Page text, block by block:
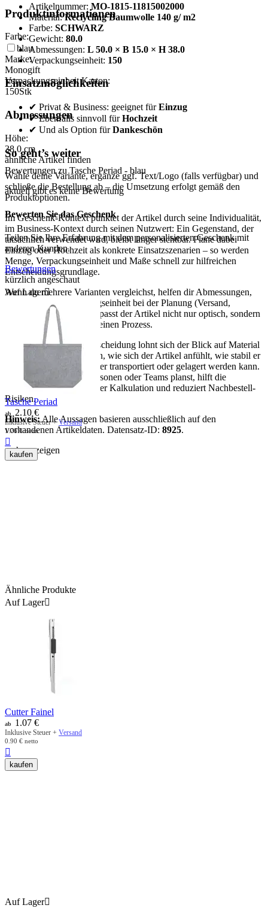
Artikelnummer: MO-1815-11815002000
Material:Reclycling Baumwolle 140 g/ m2
Farbe: SCHWARZ
Gewicht: 80.0
Abmessungen: L 50.0 × B 15.0 × H 38.0
Verpackungseinheit: 150
Einsatzmöglichkeiten
✔ Privat & Business: geeignet fürEinzug
✔ Ebenfalls sinnvoll fürHochzeit
✔ Und als Option fürDankeschön
So geht’s weiter
Wähle deine Variante, ergänze ggf. Text/Logo (falls verfügbar) und
schließe die Bestellung ab – die Umsetzung erfolgt gemäß den
Produktoptionen.
Im Geschenk-Kontext punktet der Artikel durch seine Individualität,
im Business-Kontext durch seinen Nutzwert: Ein Gegenstand, der
tatsächlich verwendet wird, bleibt länger sichtbar. Plane dabei
Einzug oder Hochzeit als konkrete Einsatzszenarien – so werden
Menge, Verpackungseinheit und Maße schnell zur hilfreichen
Entscheidungsgrundlage.
Wenn du mehrere Varianten vergleichst, helfen dir Abmessungen,
Gewicht und Verpackungseinheit bei der Planung (Versand,
Lagerung, Ausgabe). So passt der Artikel nicht nur optisch, sondern
auch organisatorisch in deinen Prozess.
Für eine sichere Kaufentscheidung lohnt sich der Blick auf Material
und Maße: Sie bestimmen, wie sich der Artikel anfühlt, wie stabil er
im Gebrauch ist und wie er transportiert oder gelagert werden kann.
Wenn du für mehrere Personen oder Teams planst, hilft die
Verpackungseinheit bei der Kalkulation und reduziert Nachbestell-
Risiken.
Hinweis:Alle Aussagen basieren ausschließlich auf den
vorhandenen Artikeldaten. Datensatz-ID: 8925.
mehr anzeigen
Produktinformationen
Farbe:
blau
Marke:
Monogift
Verpackungseinheit Karton:
150Stk
Abmessungen
Höhe:
38,0 cm
ähnliche Artikel finden
Bewertungen zu Tasche Periad - blau
aktuell gibt es keine Bewertung
Bewerten Sie das Geschenk
Teilen Sie Ihre Erfahrung mit dem personalisierten Geschenk mit
anderen Kunden.
Bewertungen
kürzlich angeschaut
Auf Lager
Tasche Periad
ab 2.10 €
Inklusive Steuer +Versand
1.76 € netto

kaufen
Ähnliche Produkte
Auf Lager
Cutter Fainel
ab 1.07 €
Inklusive Steuer + Versand
0.90 € netto

kaufen
Auf Lager